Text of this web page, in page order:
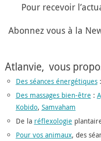
Pour recevoir
Abonnez vous à la
Atlanvie, vous
Des séances énergétiques:
Des massages bien-être :
Kobido, Samvaham
De la réflexologie
Pour vos animaux, des